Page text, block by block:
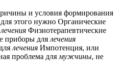
и условия формирования
этого нужно Органические
лечения Физиотерапевтические
приборы длялечения
лечения Импотенция, или
проблема длямужчины, не